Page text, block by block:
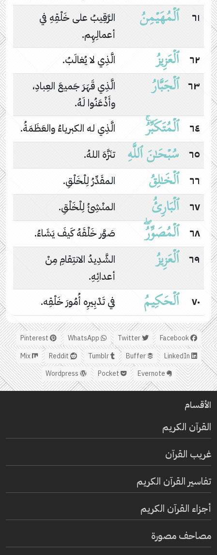
٦١
ٱلۡمُهَیۡمِنُ
الرَّقِيبُ على خَلْقِهِ في
أعمالِهِم.
٦٢
ٱلۡعَزِیزُ
الَّذِي لا يُغالَبُ.
٦٣
ٱلۡجَبَّارُ
الَّذِي قَهَرَ جَميعَ العِبادِ،
وأَذْعَنُوا لَهُ.
٦٤
ٱلۡمُتَكَبِّرُۚ
الَّذِي له الكبرياءُ والعَظَمَةُ.
٦٥
سُبۡحَـٰنَ ٱللَّهِ
تنَزَّهَ اللهُ.
٦٦
ٱلۡخَـٰلِقُ
المقَدِّرُ لِلْخَلْقِ.
٦٧
ٱلۡبَارِئُ
المنْشِئُ لِلْخَلْقِ.
٦٨
ٱلۡمُصَوِّرُۖ
صَوَّر خَلْقَهُ كَيفَ يَشَاءُ.
٦٩
ٱلۡعَزِیزُ
الشَّدِيدُ الانتِقامِ مِنْ
أعدائِهِ.
٧٠
ٱلۡحَكِیمُ في تَدْبِيرِه أُمُورَ خَلْقِه.
Facebook
Twitter
Buffer
Tumblr
Mix
الأقسام
القرآن الكريم
غريب القرآن
تفاسير القرآن الكريم
أجزاء القرآن الكريم
مصاحف مصورة